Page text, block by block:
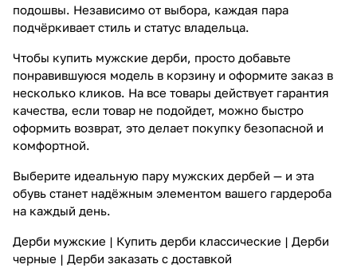
подошвы. Независимо от выбора, каждая пара
подчёркивает стиль и статус владельца.
Чтобы купить мужские дерби, просто добавьте
понравившуюся модель в корзину и оформите заказ в
несколько кликов. На все товары действует гарантия
качества, если товар не подойдет, можно быстро
оформить возврат, это делает покупку безопасной и
комфортной.
Выберите идеальную пару мужских дербей — и эта
обувь станет надёжным элементом вашего гардероба
на каждый день.
Дерби мужские | Купить дерби классические | Дерби
черные | Дерби заказать с доставкой